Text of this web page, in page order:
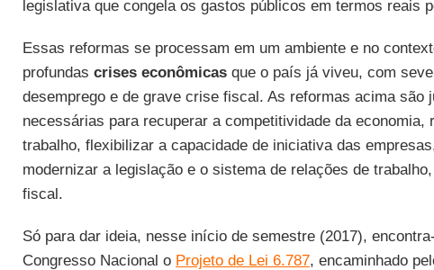
legislativa que congela os gastos públicos em termos reais
Essas reformas se processam em um ambiente e no
profundas crises econômicasque o país já viveu, com
desemprego e de grave crise fiscal. As reformas acima são
necessárias para recuperar a competitividade da economia,
trabalho, flexibilizar a capacidade de iniciativa das
modernizar a legislação e o sistema de relações de
fiscal.
Só para dar ideia, nesse início de semestre (2017),
Congresso Nacional o Projeto de Lei 6.787, encaminhado